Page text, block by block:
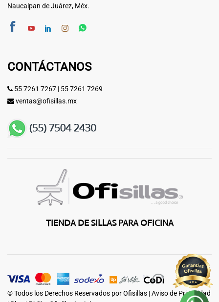
Naucalpan de Juárez, Méx.
CONTÁCTANOS
55 7261 7267 | 55 7261 7269
ventas@ofisillas.mx
TIENDA DE SILLAS PARA OFICINA
© Todos los Derechos Reservados por Ofisillas |Aviso de Privacidad